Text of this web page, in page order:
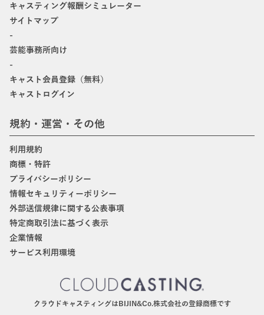
キャスティング報酬シミュレーター
サイトマップ
-
芸能事務所向け
-
キャスト会員登録（無料）
キャストログイン
規約・運営・その他
利用規約
商標・特許
プライバシーポリシー
情報セキュリティーポリシー
外部送信規律に関する公表事項
特定商取引法に基づく表示
企業情報
サービス利用環境
クラウドキャスティングはBIJIN&Co.株式会社の登録商標です